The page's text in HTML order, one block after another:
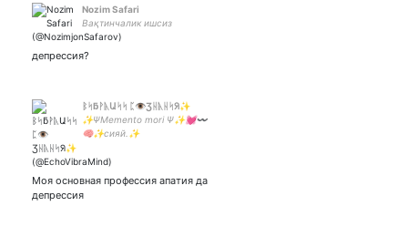
Nozim Safari
Вақтинчалик ишсиз
депрессия?
ᛒᛋƃᚹᚣԱᛋᛋ ᛈ👁️Ʒᚺᚣᚺᛋᖆ✨
✨ѰMemento mоri Ѱ✨💓〰️
🧠✨сияй.✨
Моя основная профессия апатия да
депрессия